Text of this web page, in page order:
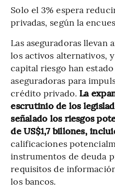
Solo el 3% espera
privadas, según la
Las aseguradoras llevan
los activos alternativos,
capital riesgo han
aseguradoras para
crédito privado. La
escrutinio de los
señalado los riesgos
de US$1,7 billones,
calificaciones
instrumentos de deuda
requisitos de
los bancos.